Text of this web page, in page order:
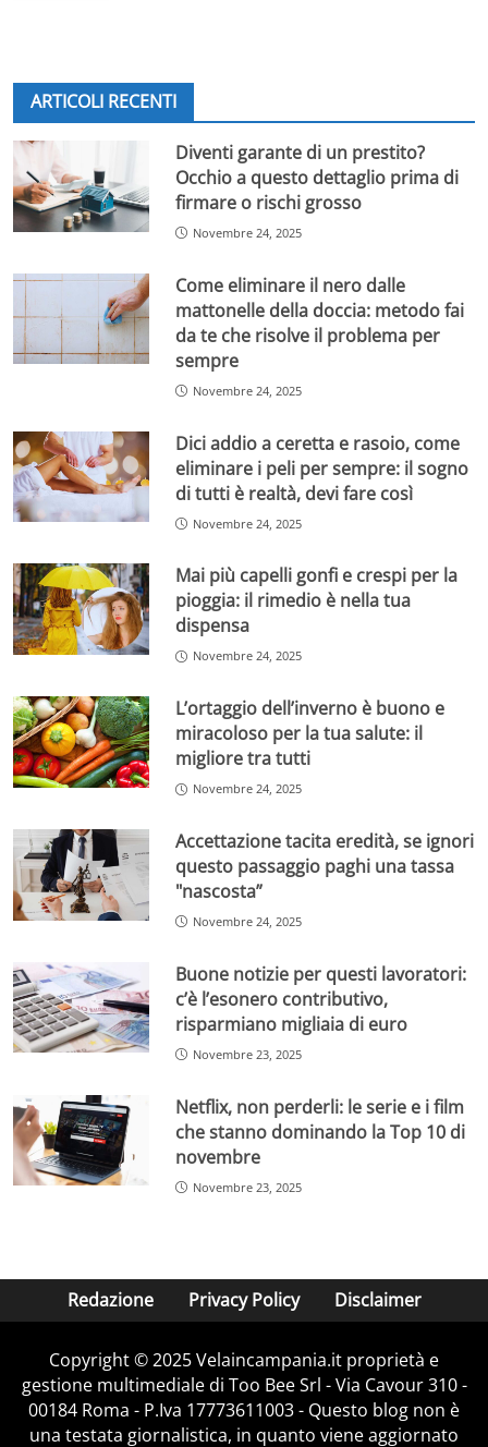
ARTICOLI RECENTI
Diventi garante di un prestito?
Occhio a questo dettaglio prima di
firmare o rischi grosso
Novembre 24, 2025
Come eliminare il nero dalle
mattonelle della doccia: metodo fai
da te che risolve il problema per
sempre
Novembre 24, 2025
Dici addio a ceretta e rasoio, come
eliminare i peli per sempre: il sogno
di tutti è realtà, devi fare così
Novembre 24, 2025
Mai più capelli gonfi e crespi per la
pioggia: il rimedio è nella tua
dispensa
Novembre 24, 2025
L’ortaggio dell’inverno è buono e
miracoloso per la tua salute: il
migliore tra tutti
Novembre 24, 2025
Accettazione tacita eredità, se ignori
questo passaggio paghi una tassa
"nascosta”
Novembre 24, 2025
Buone notizie per questi lavoratori:
c’è l’esonero contributivo,
risparmiano migliaia di euro
Novembre 23, 2025
Netflix, non perderli: le serie e i film
che stanno dominando la Top 10 di
novembre
Novembre 23, 2025
Redazione Privacy Policy Disclaimer
Copyright © 2025 Velaincampania.it proprietà e
gestione multimediale di Too Bee Srl - Via Cavour 310 -
00184 Roma - P.Iva 17773611003 - Questo blog non è
una testata giornalistica, in quanto viene aggiornato